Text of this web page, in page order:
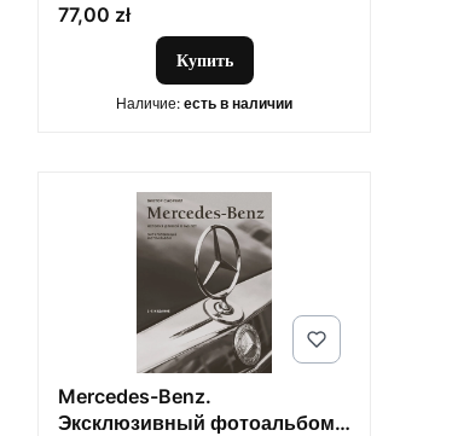
Цена
77,00 zł
Купить
Наличие: есть в наличии
Mercedes-Benz.
Эксклюзивный фотоальбом.